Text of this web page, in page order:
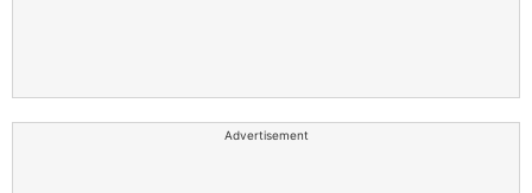
Advertisement